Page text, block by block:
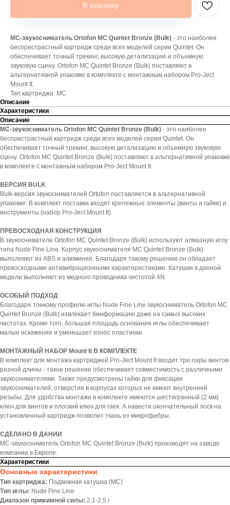
В корзину
MC-звукосниматель Ortofon MC Quintet Bronze (Bulk) - это наиболее
беспристрастный картридж среди всех моделей серии Quintet. Он
обеспечивает точный трекинг, высокую детализацию и объемную
звуковую сцену. Ortofon MC Quintet Bronze (Bulk) поставляют в
альтернативной упаковке в комплекте с монтажным набором Pro-Ject
Mount It.
Тип картриджа: МС
Описание
Характеристики
Описание
MC-звукосниматель Ortofon MC Quintet Bronze (Bulk) - это наиболее
беспристрастный картридж среди всех моделей серии Quintet. Он
обеспечивает точный трекинг, высокую детализацию и объемную звуковую
сцену. Ortofon MC Quintet Bronze (Bulk) поставляют в альтернативной упаковке
в комплекте с монтажным набором Pro-Ject Mount It.
ВЕРСИЯ BULK
Bulk-версия звукоснимателей Ortofon поставляется в альтернативной
упаковке. В комплект поставки входят крепежные элементы (винты и гайки) и
инструменты (набор Pro-Ject Mount It).
ПРЕВОСХОДНАЯ КОНСТРУКЦИЯ
В звукоснимателе Ortofon MC Quintet Bronze (Bulk) используют алмазную иглу
типа Nude Fine Line. Корпус звукоснимателя MC Quintet Bronze (Bulk)
выполняют из ABS и алюминия. Благодаря такому решению он обладает
превосходными антивибрационными характеристиками. Катушки в данной
модели выполняют из медного проводника чистотой 4N.
ОСОБЫЙ ПОДХОД
Благодаря тонкому профилю иглы Nude Fine Line звукосниматель Ortofon MC
Quintet Bronze (Bulk) извлекает бинформацию даже на самых высоких
частотах. Кроме того, большая площадь основания иглы обеспечивает
малые искажения и уменьшает износ пластинки.
МОНТАЖНЫЙ НАБОР Mount It В КОМПЛЕКТЕ
В комплект для монтажа картриджей Pro-Ject Mount It входит три пары винтов
разной длины - такое решение обеспечивает совместимость с различными
звукоснимателями. Также предусмотрены гайки для фиксации
звукоснимателей, отверстия в корпусах которых не имеют внутренней
резьбы. Для удобства монтажа в комплекте имеются шестигранный (2 мм)
ключ для винтов и плоский ключ для гаек. А навести окончательный лоск на
установленный картридж позволит ткань из микрофибры.
СДЕЛАНО В ДАНИИ
MC-звукосниматель Ortofon MC Quintet Bronze (Bulk) производят на заводе
компании в Европе.
Характеристики
Основные характеристики
Тип картриджа: Подвижная катушка (MС)
Тип иглы: Nude Fine Line
Диапазон прижимной силы: 2,1-2,5 г